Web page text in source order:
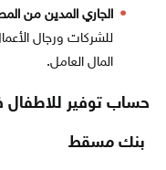
الجاري المدين من
للشركات ورجال
المال العامل.
حساب توفير
بنك مسقط